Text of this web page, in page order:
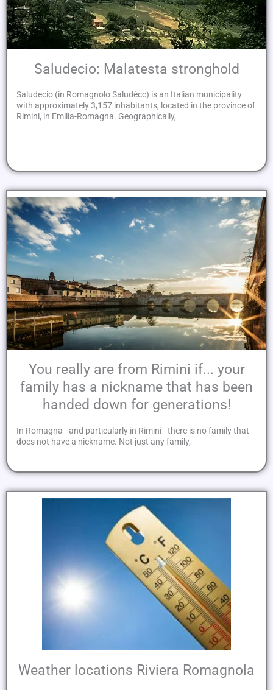
Saludecio: Malatesta stronghold
Saludecio (in Romagnolo Saludécc) is an Italian municipality
with approximately 3,157 inhabitants, located in the province of
Rimini, in Emilia-Romagna. Geographically,
You really are from Rimini if... your
family has a nickname that has been
handed down for generations!
In Romagna - and particularly in Rimini - there is no family that
does not have a nickname. Not just any family,
Weather locations Riviera Romagnola